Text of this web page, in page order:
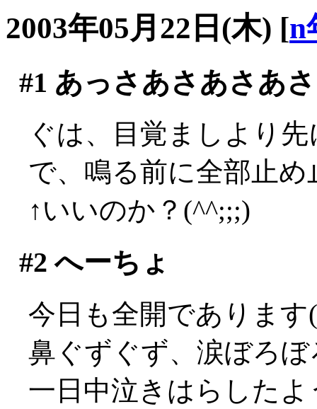
2003年05月22日(木) [n
#1 あっさあさあさあ
ぐは、目覚ましより
で、鳴る前に全部止
↑いいのか？(^^;;;)
#2 へーちょ
今日も全開であります
鼻ぐずぐず、涙ぼろ
一日中泣きはらした